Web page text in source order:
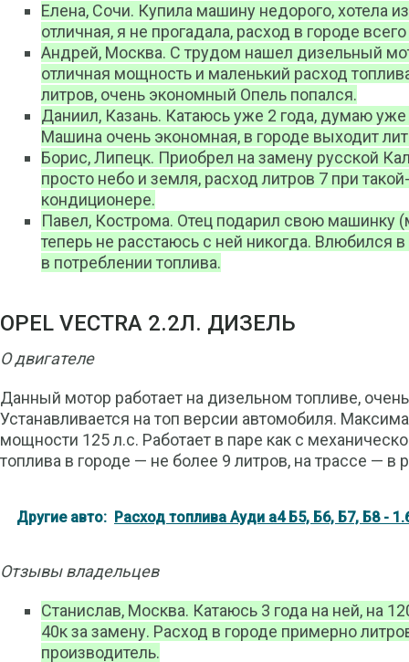
Елена, Сочи. Купила машину недорого, хотела
отличная, я не прогадала, расход в городе
Андрей, Москва. С трудом нашел дизельный
отличная мощность и маленький расход
литров, очень экономный Опель попался.
Даниил, Казань. Катаюсь уже 2 года, думаю
Машина очень экономная, в городе выходит
Борис, Липецк. Приобрел на замену русской
просто небо и земля, расход литров 7 при
кондиционере.
Павел, Кострома. Отец подарил свою машинку
теперь не расстаюсь с ней никогда. Влюбился
в потреблении топлива.
OPEL VECTRA 2.2Л. ДИЗЕЛЬ
О двигателе
Данный мотор работает на дизельном топливе,
Устанавливается на топ версии автомобиля.
мощности 125 л.с. Работает в паре как с
топлива в городе — не более 9 литров, на трассе — в
Другие авто: Расход топлива Ауди а4 Б5, Б6, Б7, Б8 -
Отзывы владельцев
Станислав, Москва. Катаюсь 3 года на ней, на
40к за замену. Расход в городе примерно
производитель.